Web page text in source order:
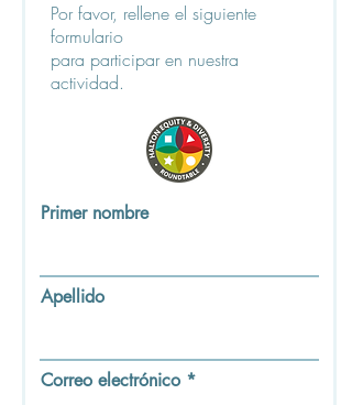
Por favor, rellene el siguiente
formulario
para participar en nuestra
actividad.
Primer nombre
Apellido
Correo electrónico